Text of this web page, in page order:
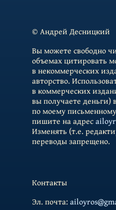
© Андрей Десницкий
Вы можете свободно
объемах цитировать
в некоммерческих
авторство.
в коммерческих
вы получаете деньги)
по моему
пишите на адрес
Изменять (т.е.
переводы запрещено.
Контакты
Эл. почта: